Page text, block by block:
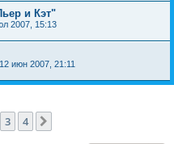
и Кэт"
2007, 15:13
12 июн 2007, 21:11
3 4